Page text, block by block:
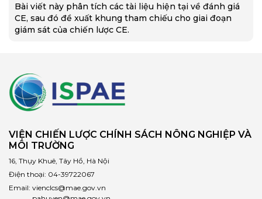
Bài viết này phân tích các tài liệu hiện tại về đánh giá
CE, sau đó đề xuất khung tham chiếu cho giai đoạn
giám sát của chiến lược CE.
VIỆN CHIẾN LƯỢC CHÍNH SÁCH NÔNG NGHIỆP VÀ
MÔI TRƯỜNG
16, Thụy Khuê, Tây Hồ, Hà Nội
Điện thoại: 04-39722067
Email: vienclcs@mae.gov.vn